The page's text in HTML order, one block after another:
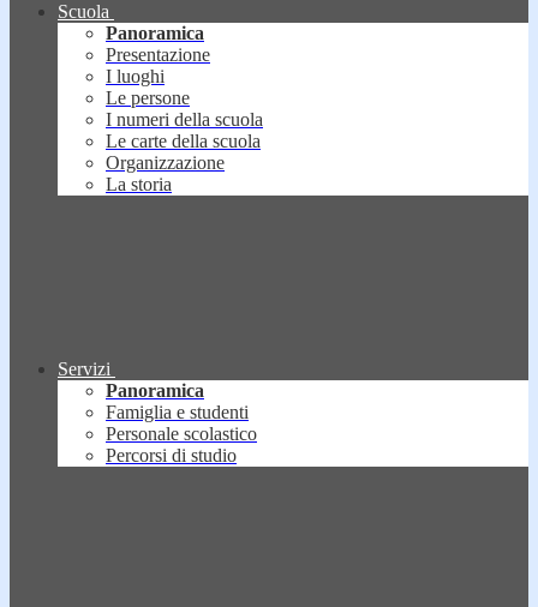
Scuola
Panoramica
Presentazione
I luoghi
Le persone
I numeri della scuola
Le carte della scuola
Organizzazione
La storia
Servizi
Panoramica
Famiglia e studenti
Personale scolastico
Percorsi di studio